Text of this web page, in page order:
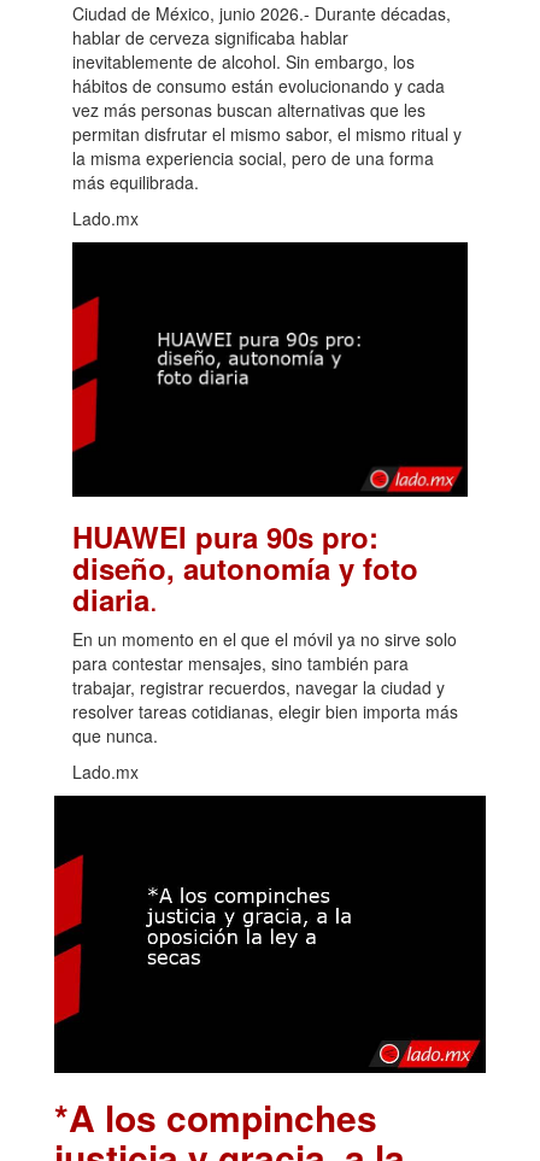
Ciudad de México, junio 2026.- Durante décadas,
hablar de cerveza significaba hablar
inevitablemente de alcohol. Sin embargo, los
hábitos de consumo están evolucionando y cada
vez más personas buscan alternativas que les
permitan disfrutar el mismo sabor, el mismo ritual y
la misma experiencia social, pero de una forma
más equilibrada.
Lado.mx
HUAWEI pura 90s pro:
diseño, autonomía y foto
diaria.
En un momento en el que el móvil ya no sirve solo
para contestar mensajes, sino también para
trabajar, registrar recuerdos, navegar la ciudad y
resolver tareas cotidianas, elegir bien importa más
que nunca.
Lado.mx
*A los compinches